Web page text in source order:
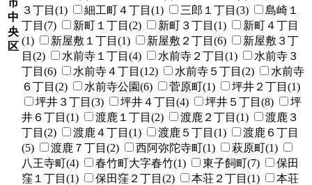
中
央
区
３丁目(1)
細工町４丁目(1) 三郎１丁目(3)
島崎１
丁目(7)
新町１丁目(2) 新町３丁目(1)
新町４丁目
(1)
新屋敷１丁目(1) 新屋敷２丁目(6)
新屋敷３丁
目(2)
水前寺１丁目(4) 水前寺２丁目(1)
水前寺３
丁目(6)
水前寺４丁目(12) 水前寺５丁目(2)
水前寺
６丁目(2)
水前寺公園(6) 菅原町(1)
坪井２丁目(1)
坪井３丁目(3)
坪井４丁目(4) 坪井５丁目(8)
坪
井６丁目(1)
渡鹿１丁目(2) 渡鹿２丁目(1)
渡鹿３
丁目(2)
渡鹿４丁目(1) 渡鹿５丁目(1)
渡鹿６丁目
(5)
渡鹿７丁目(2) 西阿弥陀寺町(1)
萩原町(1)
八王寺町(4)
春竹町大字春竹(1) 東子飼町(7)
保田
窪１丁目(1)
保田窪２丁目(2) 本荘２丁目(1)
本荘